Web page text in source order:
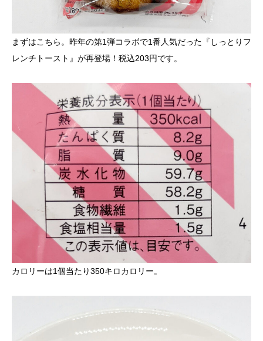
まずはこちら。昨年の第1弾コラボで1番人気だった『しっとりフ
レンチトースト』が再登場！税込203円です。
カロリーは1個当たり350キロカロリー。